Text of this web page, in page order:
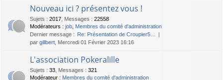
Nouveau ici ? présentez vous !
Sujets : 2017 Messages : 22558
Modérateurs : job Membres du comité d'administration
Dernier message : Re: Présentation de Croupier5…
par gillbert , Mercredi 01 Février 2023 16:16
L'association Pokeralille
Sujets : 33 Messages : 321
Modérateur : Membres du comité d'administration